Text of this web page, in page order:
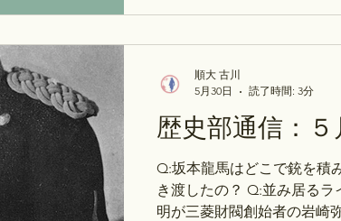
ストアカ・Peatix ②テスト
策・受験対策・大学受験論
※ストアカは、上記のリン
になりませんので、ご注意
Q：惣村のメリットとデメ
体を作ると一人ではできな
るというメリットと、共同
自分の自由を削って他人の
歴史部通信：
Q:坂本龍馬はどこで銃を積
き渡したの？ Q:並み居る
明が三菱財閥創始者の岩崎
順大 古川
5月30日
読了時間: 3分